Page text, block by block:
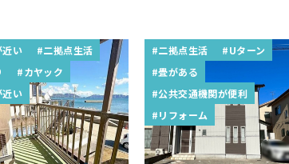
い
#二拠点生活
#カヤック
い
#二拠点生活
#Uターン
#畳がある
#公共交通機関が便利
#リフォーム